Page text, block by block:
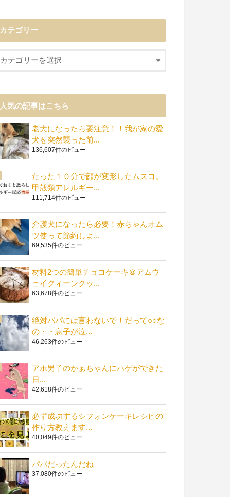
カテゴリー
人気の記事はこちら
老犬になったら要注意！！我が家の愛
犬を突然襲った前...
136,607件のビュー
たった１０分で顔が変形したムスコ。
甲殻類アレルギー...
111,714件のビュー
介護犬になったら必要！赤ちゃんオム
ツ使って節約しよ...
69,535件のビュー
材料2つの簡単チョコケーキ＠アムウ
ェイクィーンクッ...
63,678件のビュー
絶対パパには言わないで！だって○○な
の・・息子が泣...
46,263件のビュー
アホ男子のかぁちゃんにハゲができた
日...
42,618件のビュー
必ず成功するシフォンケーキレシピの
作り方教えます...
40,049件のビュー
パパだったんだね
37,080件のビュー